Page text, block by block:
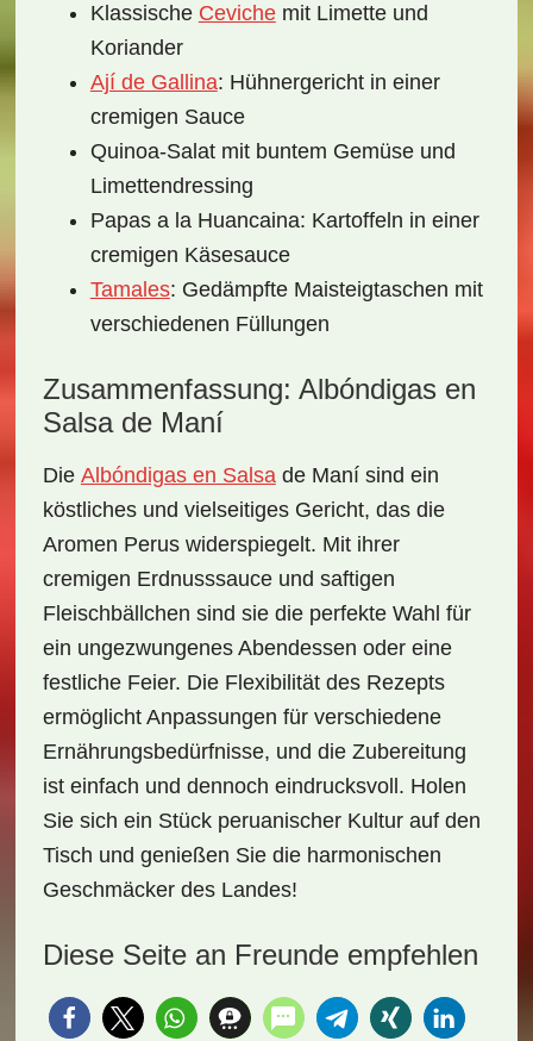
Klassische Cevichemit Limette und
Koriander
Ají de Gallina: Hühnergericht in einer
cremigen Sauce
Quinoa-Salat mit buntem Gemüse und
Limettendressing
Papas a la Huancaina: Kartoffeln in einer
cremigen Käsesauce
Tamales: Gedämpfte Maisteigtaschen mit
verschiedenen Füllungen
Zusammenfassung: Albóndigas en
Salsa de Maní
Die Albóndigas en Salsade Maní sind ein
köstliches und vielseitiges Gericht, das die
Aromen Perus widerspiegelt. Mit ihrer
cremigen Erdnusssauce und saftigen
Fleischbällchen sind sie die perfekte Wahl für
ein ungezwungenes Abendessen oder eine
festliche Feier. Die Flexibilitätdes Rezepts
ermöglicht Anpassungen für verschiedene
Ernährungsbedürfnisse, und die Zubereitung
ist einfach und dennoch eindrucksvoll. Holen
Sie sich ein Stück peruanischer Kultur auf den
Tisch und genießen Sie die harmonischen
Geschmäcker des Landes!
Diese Seite an Freunde empfehlen